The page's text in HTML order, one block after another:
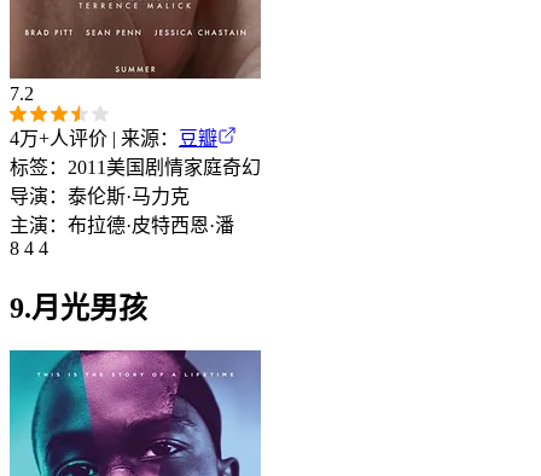
7.2
4万+人评价 | 来源：
豆瓣
标签： 2011美国剧情家庭奇幻
导演： 泰伦斯·马力克
主演： 布拉德·皮特西恩·潘
8 4 4
9.月光男孩